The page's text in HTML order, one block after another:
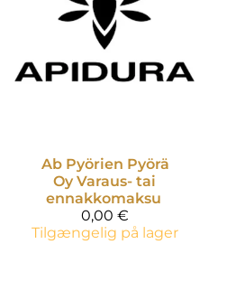
Ab Pyörien Pyörä
Oy Varaus- tai
ennakkomaksu
0,00 €
Tilgængelig på lager